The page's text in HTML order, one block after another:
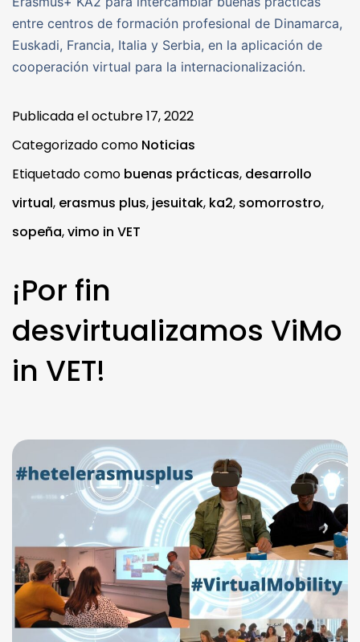
entre centros de formación profesional de Dinamarca,
Euskadi, Francia, Italia y Serbia, en la aplicación de
cooperación virtual para la internacionalización.
Publicada eloctubre 17, 2022
Categorizado como Noticias
Etiquetado como buenas prácticas, desarrollo
virtual, erasmus plus, jesuitak, ka2, somorrostro,
sopeña,vimo in VET
¡Por fin
desvirtualizamos ViMo
in VET!